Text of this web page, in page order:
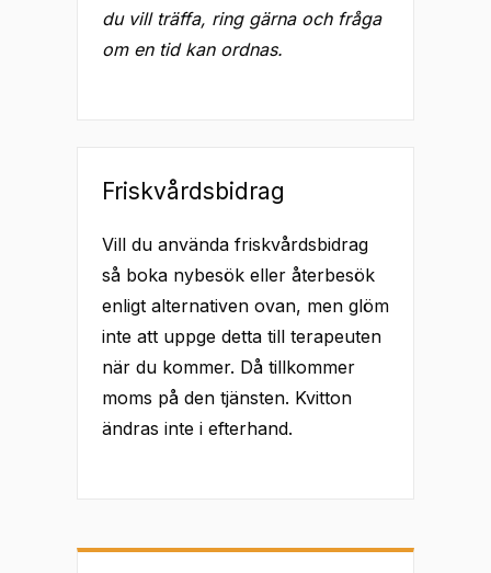
du vill träffa, ring gärna och fråga
om en tid kan ordnas.
Friskvårdsbidrag
Vill du använda friskvårdsbidrag
så boka nybesök eller återbesök
enligt alternativen ovan, men glöm
inte att uppge detta till terapeuten
när du kommer. Då tillkommer
moms på den tjänsten. Kvitton
ändras inte i efterhand.